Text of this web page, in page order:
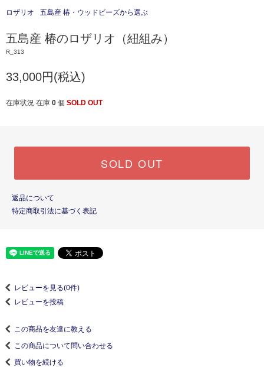
ロザリオ 五島産 椿・ウッドビーズから選ぶ
五島産 椿のロザリオ（紐組み）
R_313
33,000円(税込)
在庫状況 在庫 0 個 SOLD OUT
SOLD OUT
返品について
特定商取引法に基づく表記
レビューを見る(0件)
レビューを投稿
この商品を友達に教える
この商品について問い合わせる
買い物を続ける